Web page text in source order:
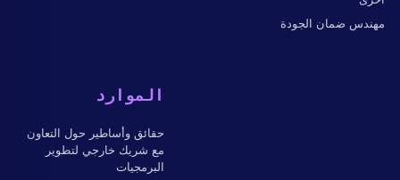
مهندس ضمان الجودة
الموارد
حقائق وأساطير حول التعاون
مع شريك خارجي لتطوير
البرمجيات